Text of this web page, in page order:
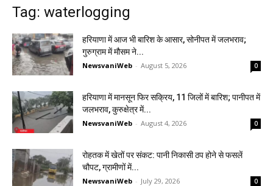
Tag: waterlogging
हरियाणा में आज भी बारिश के आसार, सोनीपत में जलभराव;
गुरुग्राम में मौसम ने...
NewsvaniWeb - August 5, 2026 0
हरियाणा में मानसून फिर सक्रिय, 11 जिलों में बारिश; पानीपत में
जलभराव, कुरुक्षेत्र में...
NewsvaniWeb - August 4, 2026 0
रोहतक में खेतों पर संकट: पानी निकासी ठप होने से फसलें
चौपट, ग्रामीणों में...
NewsvaniWeb - July 29, 2026 0